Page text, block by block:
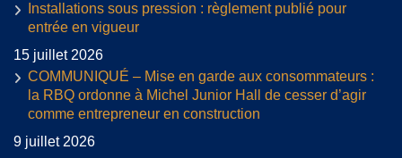
Installations sous pression : règlement publié pour
entrée en vigueur
15 juillet 2026
COMMUNIQUÉ – Mise en garde aux consommateurs :
la RBQ ordonne à Michel Junior Hall de cesser d’agir
comme entrepreneur en construction
9 juillet 2026